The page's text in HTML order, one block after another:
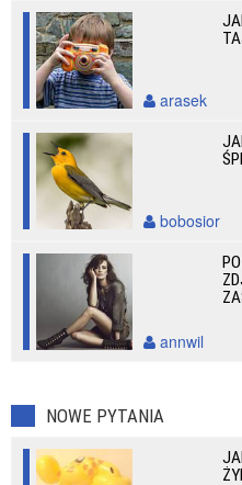
arasek
bobosior
annwil
NOWE PYTANIA